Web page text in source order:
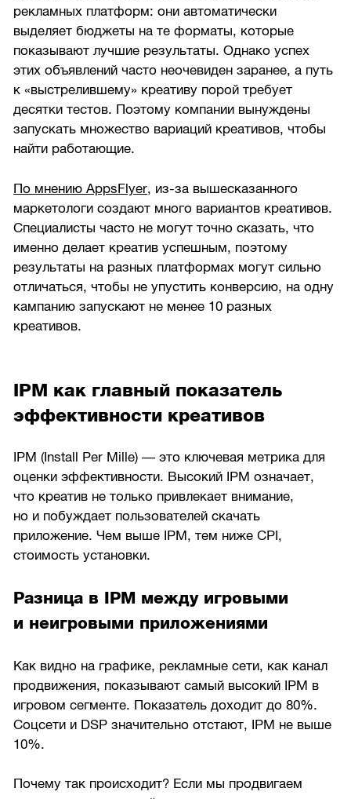
рекламных платформ: они автоматически
выделяет бюджеты на те форматы, которые
показывают лучшие результаты. Однако успех
этих объявлений часто неочевиден заранее, а путь
к «выстрелившему» креативу порой требует
десятки тестов. Поэтому компании вынуждены
запускать множество вариаций креативов, чтобы
найти работающие.
По мнению AppsFlyer, из-за вышесказанного
маркетологи создают много вариантов креативов.
Специалисты часто не могут точно сказать, что
именно делает креатив успешным, поэтому
результаты на разных платформах могут сильно
отличаться, чтобы не упустить конверсию, на одну
кампанию запускают не менее 10 разных
креативов.
IPM как главный показатель
эффективности креативов
IPM (Install Per Mille) — это ключевая метрика для
оценки эффективности. Высокий IPM означает,
что креатив не только привлекает внимание,
но и побуждает пользователей скачать
приложение. Чем выше IPM, тем ниже CPI,
стоимость установки.
Разница в IPM между игровыми
и неигровыми приложениями
Как видно на графике, рекламные сети, как канал
продвижения, показывают самый высокий IPM в
игровом сегменте. Показатель доходит до 80%.
Соцсети и DSP значительно отстают, IPM не выше
10%.
Почему так происходит? Если мы продвигаем